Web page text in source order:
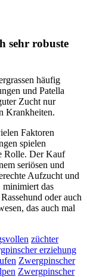
sehr robuste
häufig
und Patella
Zucht nur
Krankheiten.
Faktoren
spielen
Rolle. Der Kauf
seriösen und
Aufzucht und
minimiert das
oder auch
das auch mal
züchter
erziehung
Zwergpinscher
Zwergpinscher